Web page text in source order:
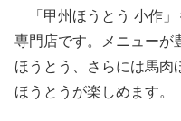
「甲州ほうとう 小作」
専門店です。メニューが
ほうとう、さらには馬肉
ほうとうが楽しめます。